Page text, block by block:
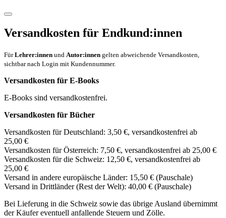
Versandkosten für Endkund:innen
FürLehrer:innen und Autor:innen gelten abweichende Versandkosten,
sichtbar nach Login mit Kundennummer.
Versandkosten für E-Books
E-Books sind versandkostenfrei.
Versandkosten für Bücher
Versandkosten für Deutschland: 3,50 €, versandkostenfrei ab
25,00 €
Versandkosten für Österreich: 7,50 €, versandkostenfrei ab 25,00 €
Versandkosten für die Schweiz: 12,50 €, versandkostenfrei ab
25,00 €
Versand in andere europäische Länder: 15,50 € (Pauschale)
Versand in Drittländer (Rest der Welt): 40,00 € (Pauschale)
Bei Lieferung in die Schweiz sowie das übrige Ausland übernimmt
der Käufer eventuell anfallende Steuern und Zölle.